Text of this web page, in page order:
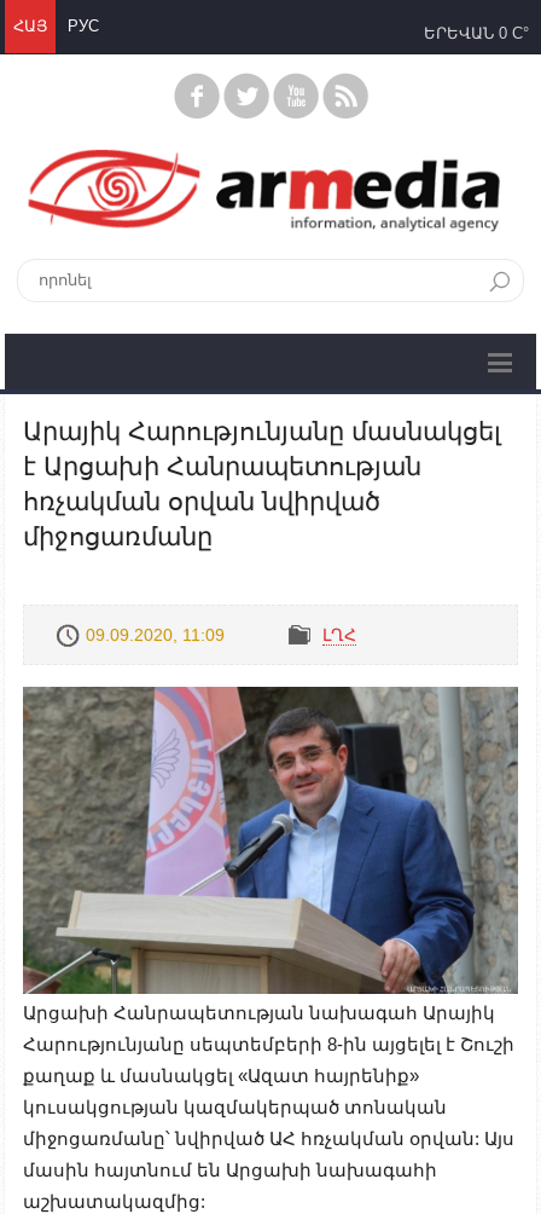
ՀԱՅ РУС ԵՐԵՎԱՆ 0 C°
Արայիկ Հարությունյանը մասնակցել
է Արցախի Հանրապետության
հռչակման օրվան նվիրված
միջոցառմանը
09.09.2020, 11:09 ԼՂՀ
Արցախի Հանրապետության նախագահ Արայիկ
Հարությունյանը սեպտեմբերի 8-ին այցելել է Շուշի
քաղաք և մասնակցել «Ազատ հայրենիք»
կուսակցության կազմակերպած տոնական
միջոցառմանը՝ նվիրված ԱՀ հռչակման օրվան: Այս
մասին հայտնում են Արցախի նախագահի
աշխատակազմից: